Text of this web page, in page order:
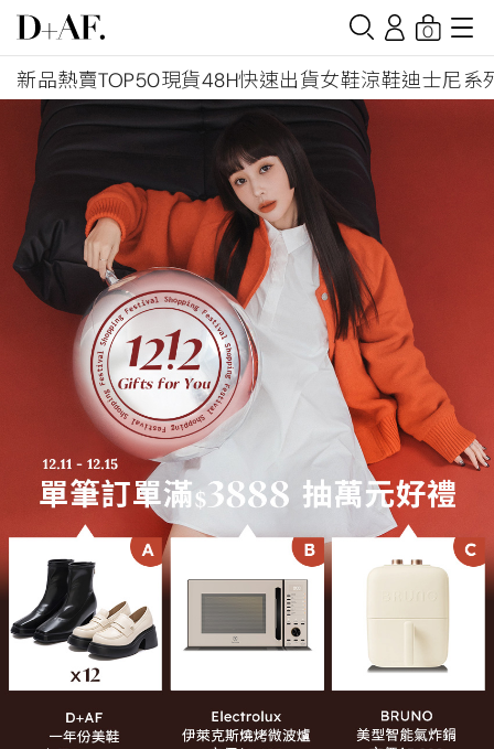
新品熱賣TOP50現貨48H快速出貨女鞋涼鞋迪士尼系
0